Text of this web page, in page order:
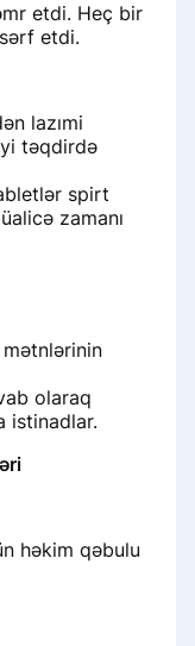
etdi. Heç bir
etdi.
lazımi
təqdirdə
spirt
zamanı
mətnlərinin
olaraq
istinadlar.
həkim qəbulu